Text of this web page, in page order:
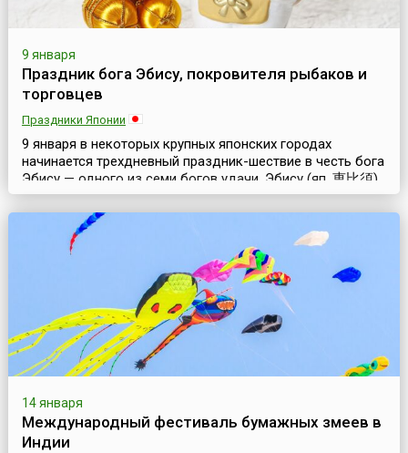
9 января
Праздник бога Эбису, покровителя рыбаков и
торговцев
Праздники Японии
9 января в некоторых крупных японских городах
начинается трехдневный праздник-шествие в честь бога
Эбису — одного из семи богов удачи. Эбису (яп. 恵比須)
считается богом богатства, покровителем рыбаков и
торговцев. Предание гласит, что богиня Солнца
направила Эбису на Землю и превратила в рыбака,
чтобы он сам добывал себе хлеб насущный. Поэтому-то
Эбису издавна считается покровителем людей этих п...
14 января
Международный фестиваль бумажных змеев в
Индии